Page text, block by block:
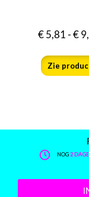
€5,81-€
Zie
NOG2